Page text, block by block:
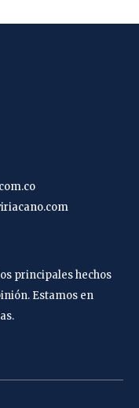
principales hechos
Estamos en